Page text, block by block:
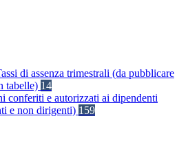
di assenza trimestrali (da pubblicare
tabelle) 14
conferiti e autorizzati ai dipendenti
e non dirigenti) 159